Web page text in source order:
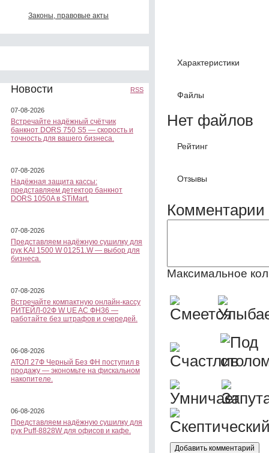
Законы, правовые акты
Новости RSS
07-08-2026
Встречайте надёжный счётчик
банкнот DORS 750 S5 — скорость и
точность для вашего бизнеса.
07-08-2026
Надёжная защита кассы:
представляем детектор банкнот
DORS 1050A в STiMart.
07-08-2026
Представляем надёжную сушилку для
рук KAI 1500 W 01251.W — выбор для
бизнеса.
07-08-2026
Встречайте компактную онлайн-кассу
РИТЕЙЛ-02Ф W UE AC ФН36 —
работайте без штрафов и очередей.
06-08-2026
АТОЛ 27Ф Черный Без ФН поступил в
продажу — экономьте на фискальном
накопителе.
06-08-2026
Представляем надёжную сушилку для
рук Puff-8828W для офисов и кафе.
Характеристики
Файлы
Нет файлов
Рейтинг
Отзывы
Комментарии
Максимальное